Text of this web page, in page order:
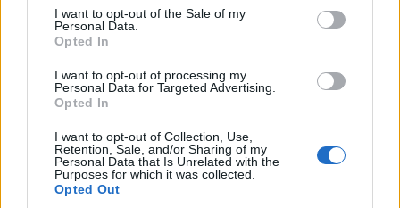
consent section.
I want to opt-out of the Sale of my
Personal Data.
Opted In
I want to opt-out of processing my
Personal Data for Targeted Advertising.
Opted In
I want to opt-out of Collection, Use,
Retention, Sale, and/or Sharing of my
Personal Data that Is Unrelated with the
Purposes for which it was collected.
Opted Out
Νεάνιδες απόψε κόντρα
στη Λιθουανία (live stream)
Ανανέωσε με Τζον Ιτούνας
το Περιστέρι